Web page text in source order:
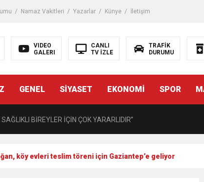
Namaz Vakitleri Yazarlar Künye İletişim
VIDEO
GALERI
CANLI
TV İZLE
TRAFİK
DURUMU
GENEL SİYASET EKONOMİ SPOR
LİSELİLERE BİLGİLENDİRME
BİREYLER İÇİN ÇOK YARARLIDIR”
köy evleri teslim töreni için Gaziantep’e geliyor